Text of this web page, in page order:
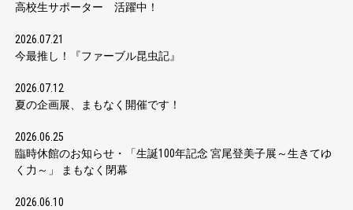
高校生サポーター 活躍中！
2026.07.21
今最推し！『ファーブル昆虫記』
2026.07.12
夏の企画展、まもなく開催です！
2026.06.25
臨時休館のお知らせ・「生誕100年記念 宮尾登美子展～生きてゆ
く力～」 まもなく閉幕
2026.06.10